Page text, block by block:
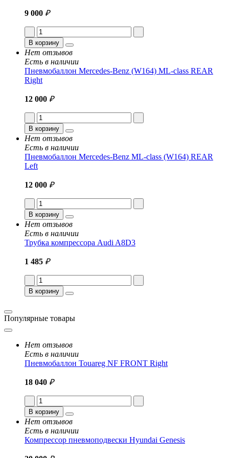
9 000 ₽
В корзину
Нет отзывов
Есть в наличии
Пневмобаллон Mercedes-Benz (W164) ML-class REAR
Right
12 000 ₽
В корзину
Нет отзывов
Есть в наличии
Пневмобаллон Mercedes-Benz ML-class (W164) REAR
Left
12 000 ₽
В корзину
Нет отзывов
Есть в наличии
Трубка компрессора Audi A8D3
1 485 ₽
В корзину
Популярные товары
Нет отзывов
Есть в наличии
Пневмобаллон Touareg NF FRONT Right
18 040 ₽
В корзину
Нет отзывов
Есть в наличии
Компрессор пневмоподвески Hyundai Genesis